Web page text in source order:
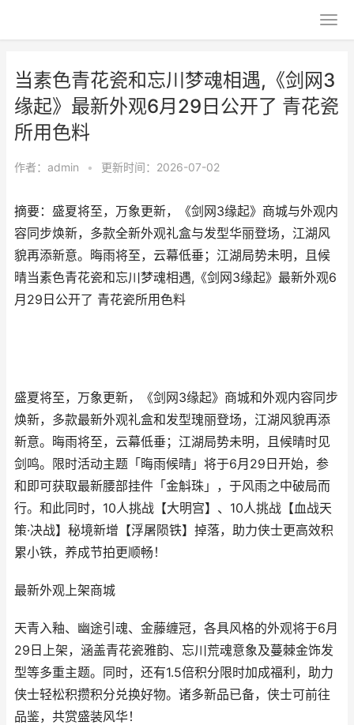
当素色青花瓷和忘川梦魂相遇,《剑网3
缘起》最新外观6月29日公开了 青花瓷
所用色料
作者： admin • 更新时间：2026-07-02
摘要：盛夏将至，万象更新，《剑网3缘起》商城与外观内
容同步焕新，多款全新外观礼盒与发型华丽登场，江湖风
貌再添新意。晦雨将至，云幕低垂；江湖局势未明，且候
晴当素色青花瓷和忘川梦魂相遇,《剑网3缘起》最新外观6
月29日公开了 青花瓷所用色料
盛夏将至，万象更新，《剑网3缘起》商城和外观内容同步
焕新，多款最新外观礼盒和发型瑰丽登场，江湖风貌再添
新意。晦雨将至，云幕低垂；江湖局势未明，且候晴时见
剑鸣。限时活动主题「晦雨候晴」将于6月29日开始，参
和即可获取最新腰部挂件「金斛珠」，于风雨之中破局而
行。和此同时，10人挑战【大明宫】、10人挑战【血战天
策·决战】秘境新增【浮屠陨铁】掉落，助力侠士更高效积
累小铁，养成节拍更顺畅！
最新外观上架商城
天青入釉、幽途引魂、金藤缠冠，各具风格的外观将于6月
29日上架，涵盖青花瓷雅韵、忘川荒魂意象及蔓棘金饰发
型等多重主题。同时，还有1.5倍积分限时加成福利，助力
侠士轻松积攒积分兑换好物。诸多新品已备，侠士可前往
品鉴，共赏盛装风华！